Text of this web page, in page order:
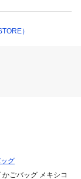
力があり、財布
）
グ
かごバッグ メキシコ